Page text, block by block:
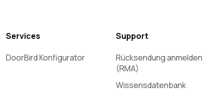
Services
DoorBird Konfigurator
Support
Rücksendung anmelden
(RMA)
Wissensdatenbank